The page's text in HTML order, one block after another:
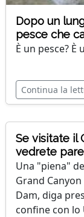
Dopo un
pesce che
È un pesce? È
Continua la
Se visitate il
vedrete
Una "piena"
Grand
Dam, diga
confine con lo